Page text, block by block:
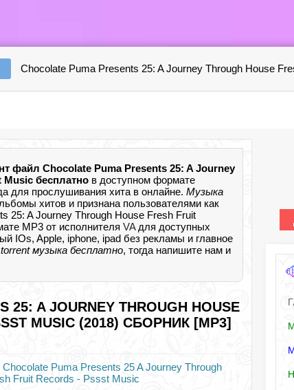
Chocolate Puma Presents 25: A Journey Through House
файл Chocolate Puma Presents 25: A Journey
бесплатно в доступном формате
для прослушивания хита в онлайне. Музыка
хитов и признана пользователями как
25: A Journey Through House Fresh Fruit
MP3 от исполнителя VAдля доступных
IOs, Apple, iphone, ipad без рекламы и главное
torrent музыка бесплатно, тогда напишите нам и
25: A JOURNEY THROUGH HOUSE
MUSIC (2018) СБОРНИК [MP3]
Chocolate Puma Presents 25 A Journey Through
Fruit Records - Pssst Music